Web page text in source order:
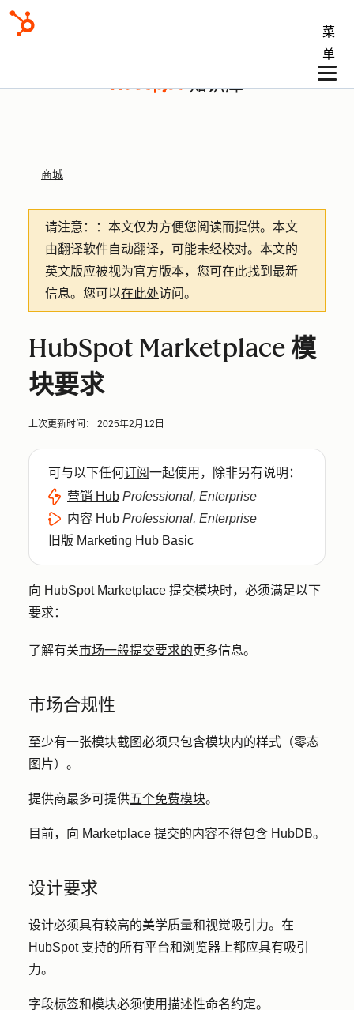
菜
单
知识库
商城
请注意： ：本文仅为方便您阅读而提供。 本文
由翻译软件自动翻译，可能未经校对。本文的
英文版应被视为官方版本，您可在此找到最新
信息。您可以在此处访问。
HubSpot Marketplace 模
块要求
上次更新时间： 2025年2月12日
可与以下任何订阅一起使用，除非另有说明：
营销 Hub Professional, Enterprise
内容 Hub Professional, Enterprise
旧版 Marketing Hub Basic
向 HubSpot Marketplace 提交模块时，必须满足以下
要求：
了解有关市场一般提交要求的更多信息。
市场合规性
至少有一张模块截图必须只包含模块内的样式（零态
图片）。
提供商最多可提供五个免费模块。
目前，向 Marketplace 提交的内容不得包含 HubDB。
设计要求
设计必须具有较高的美学质量和视觉吸引力。在
HubSpot 支持的所有平台和浏览器上都应具有吸引
力。
字段标签和模块必须使用描述性命名约定。